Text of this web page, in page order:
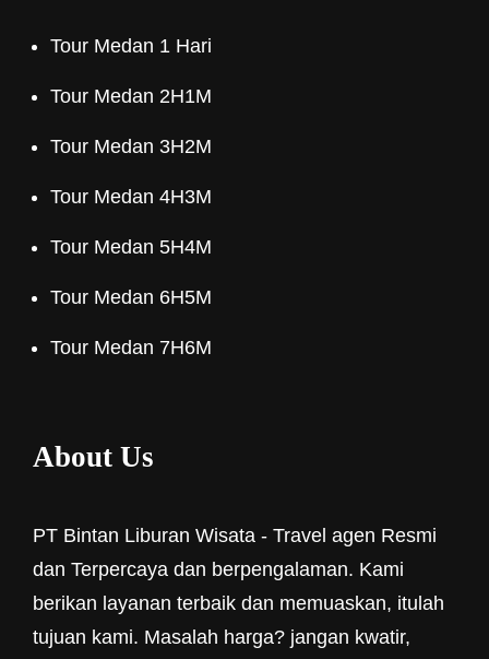
Tour Medan 1 Hari
Tour Medan 2H1M
Tour Medan 3H2M
Tour Medan 4H3M
Tour Medan 5H4M
Tour Medan 6H5M
Tour Medan 7H6M
About Us
PT Bintan Liburan Wisata - Travel agen Resmi
dan Terpercaya dan berpengalaman. Kami
berikan layanan terbaik dan memuaskan, itulah
tujuan kami. Masalah harga? jangan kwatir,